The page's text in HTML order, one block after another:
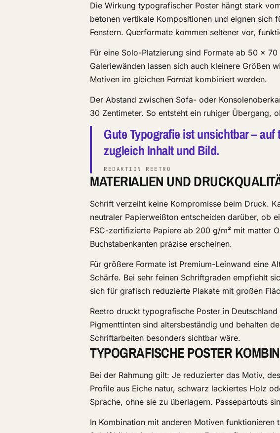
Die Wirkung typografischer Poster hängt stark
betonen vertikale Kompositionen und eignen sich
Fenstern. Querformate kommen seltener vor,
Für eine Solo-Platzierung sind Formate ab 50 ×
Galeriewänden lassen sich auch kleinere Größen
Motiven im gleichen Format kombiniert werden.
Der Abstand zwischen Sofa- oder
30 Zentimeter. So entsteht ein ruhiger Übergang,
Gute Typografie ist unsichtbar –
zugleich Inhalt und Bild.
REDAKTION REETRO
MATERIALIEN UND
Schrift verzeiht keine Kompromisse beim Druck.
neutraler Papierweißton entscheiden darüber, ob
FSC-zertifizierte Papiere ab 200 g/m² mit matter
Buchstabenkanten präzise erscheinen.
Für größere Formate ist Premium-Leinwand eine
Schärfe. Bei sehr feinen Schriftgraden empfiehlt
sich für grafisch reduzierte Plakate mit großen
Reetro druckt typografische Poster in
Pigmenttinten sind altersbeständig und behalten
Schriftarbeiten besonders sichtbar wäre.
TYPOGRAFISCHE POSTER
Bei der Rahmung gilt: Je reduzierter das Motiv,
Profile aus Eiche natur, schwarz lackiertes Holz
Sprache, ohne sie zu überlagern. Passepartouts
In Kombination mit anderen Motiven